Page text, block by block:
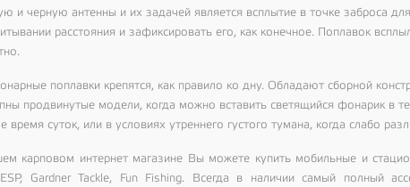
и черную антенны и их задачей является всплытие в точке заброса
расстояния и зафиксировать его, как конечное. Поплавок
поплавки крепятся, как правило ко дну. Обладают сборной
продвинутые модели, когда можно вставить светящийся фонарик в
время суток, или в условиях утреннего густого тумана, когда слабо
карповом интернет магазине Вы можете купить мобильные и
Gardner Tackle, Fun Fishing. Всегда в наличии самый полный